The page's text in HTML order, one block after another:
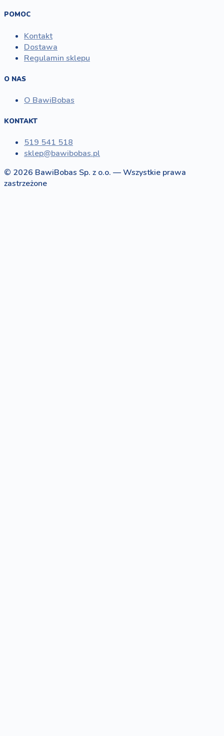
POMOC
Kontakt
Dostawa
Regulamin sklepu
O NAS
O BawiBobas
KONTAKT
519 541 518
sklep@bawibobas.pl
© 2026 BawiBobas Sp. z o.o. — Wszystkie prawa
zastrzeżone